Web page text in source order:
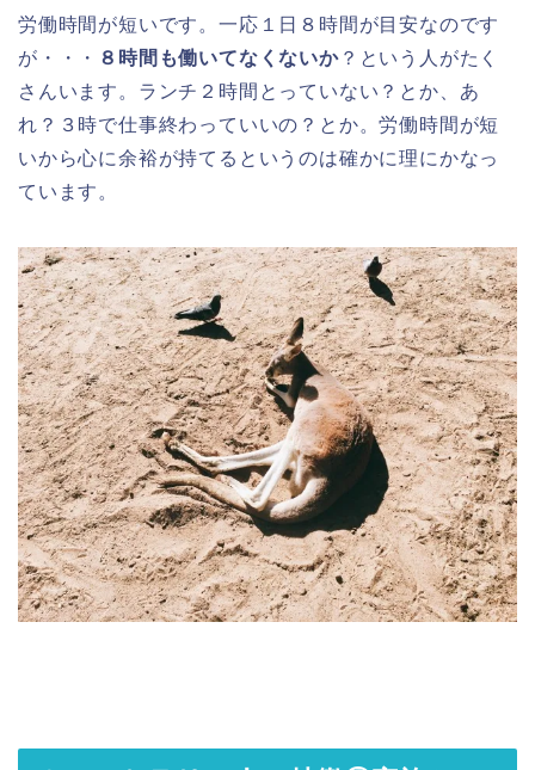
労働時間が短いです。一応１日８時間が目安なのです
が・・・ ８時間も働いてなくないか？という人がたく
さんいます。ランチ２時間とっていない？とか、あ
れ？３時で仕事終わっていいの？とか。労働時間が短
いから心に余裕が持てるというのは確かに理にかなっ
ています。